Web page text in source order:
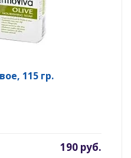
115 гр.
190 руб.